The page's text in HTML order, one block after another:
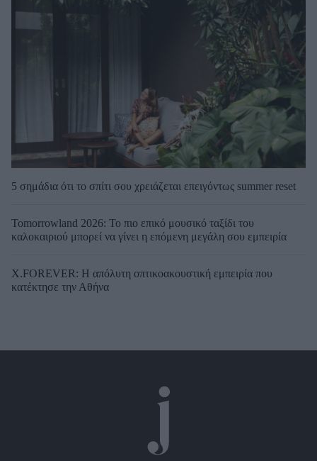
5 σημάδια ότι το σπίτι σου χρειάζεται επειγόντως summer reset
Tomorrowland 2026: Το πιο επικό μουσικό ταξίδι του
καλοκαιριού μπορεί να γίνει η επόμενη μεγάλη σου εμπειρία
X.FOREVER: Η απόλυτη οπτικοακουστική εμπειρία που
κατέκτησε την Αθήνα